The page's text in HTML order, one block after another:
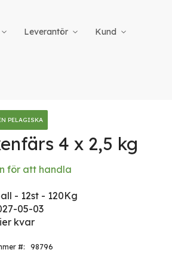
Leverantör Kund
4 x 2,5 kg
för att handla
- 12st - 120Kg
05-03
kvar
98796
PELAGISKA